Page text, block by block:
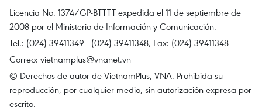
Licencia No. 1374/GP-BTTTT expedida el 11 de septiembre de
2008 por el Ministerio de Información y Comunicación.
Tel.: (024) 39411349 - (024) 39411348, Fax: (024) 39411348
Correo: vietnamplus@vnanet.vn
© Derechos de autor de VietnamPlus, VNA. Prohibida su
reproducción, por cualquier medio, sin autorización expresa por
escrito.